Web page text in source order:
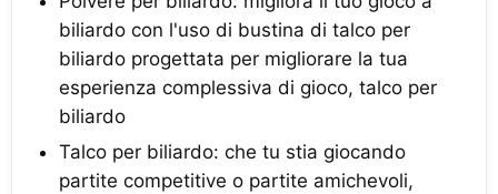
biliardo con l'uso di bustina di talco per
biliardo progettata per migliorare la tua
esperienza complessiva di gioco, talco per
biliardo
Talco per biliardo: che tu stia giocando
partite competitive o partite amichevoli,